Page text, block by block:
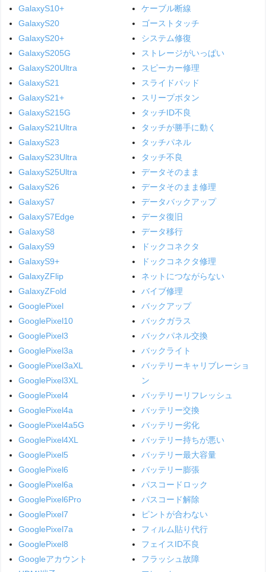
GalaxyS10+
GalaxyS20
GalaxyS20+
GalaxyS205G
GalaxyS20Ultra
GalaxyS21
GalaxyS21+
GalaxyS215G
GalaxyS21Ultra
GalaxyS23
GalaxyS23Ultra
GalaxyS25Ultra
GalaxyS26
GalaxyS7
GalaxyS7Edge
GalaxyS8
GalaxyS9
GalaxyS9+
GalaxyZFlip
GalaxyZFold
GooglePixel
GooglePixel10
GooglePixel3
GooglePixel3a
GooglePixel3aXL
GooglePixel3XL
GooglePixel4
GooglePixel4a
GooglePixel4a5G
GooglePixel4XL
GooglePixel5
GooglePixel6
GooglePixel6a
GooglePixel6Pro
GooglePixel7
GooglePixel7a
GooglePixel8
Googleアカウント
ケーブル断線
ゴーストタッチ
システム修復
ストレージがいっぱい
スピーカー修理
スライドパッド
スリープボタン
タッチID不良
タッチが勝手に動く
タッチパネル
タッチ不良
データそのまま
データそのまま修理
データバックアップ
データ復旧
データ移行
ドックコネクタ
ドックコネクタ修理
ネットにつながらない
バイブ修理
バックアップ
バックガラス
バックパネル交換
バックライト
バッテリーキャリブレーショ
ン
バッテリーリフレッシュ
バッテリー交換
バッテリー劣化
バッテリー持ちが悪い
バッテリー最大容量
バッテリー膨張
パスコードロック
パスコード解除
ピントが合わない
フィルム貼り代行
フェイスID不良
フラッシュ故障